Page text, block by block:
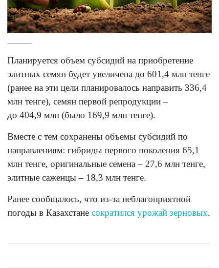
Планируется объем субсидий на приобретение
элитных семян будет увеличена до 601,4 млн тенге
(ранее на эти цели планировалось направить 336,4
млн тенге), семян первой репродукции –
до 404,9 млн (было 169,9 млн тенге).
Вместе с тем сохранены объемы субсидий по
направлениям: гибриды первого поколения 65,1
млн тенге, оригинальные семена – 27,6 млн тенге,
элитные саженцы – 18,3 млн тенге.
Ранее сообщалось, что из-за неблагоприятной
погоды в Казахстане сократился урожай зерновых.